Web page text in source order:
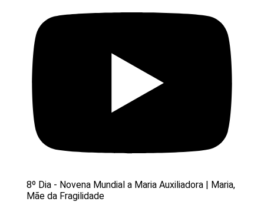
8º Dia - Novena Mundial a Maria Auxiliadora | Maria,
Mãe da Fragilidade